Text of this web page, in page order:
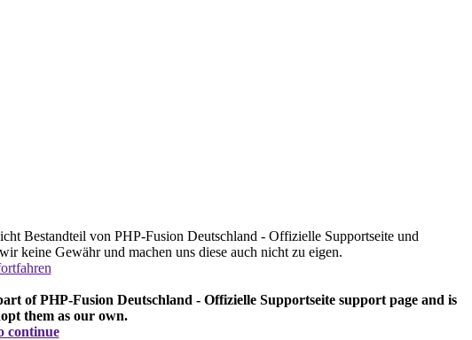
Bestandteil von PHP-Fusion Deutschland - Offizielle Supportseite und
keine Gewähr und machen uns diese auch nicht zu eigen.
of PHP-Fusion Deutschland - Offizielle Supportseite support page and is
them as our own.
continue